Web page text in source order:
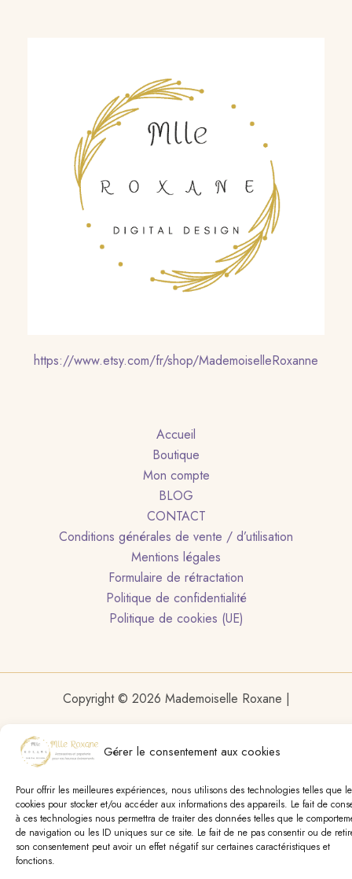
Gérer le consentement aux cookies
Pour offrir les meilleures expériences, nous utilisons des technologies telles que
cookies pour stocker et/ou accéder aux informations des appareils. Le fait de
à ces technologies nous permettra de traiter des données telles que le
de navigation ou les ID uniques sur ce site. Le fait de ne pas consentir ou de
son consentement peut avoir un effet négatif sur certaines caractéristiques et
fonctions.
https://www.etsy.com/fr/shop/MademoiselleRoxanne
Accueil
Boutique
Mon compte
BLOG
CONTACT
Conditions générales de vente / d’utilisation
Mentions légales
Formulaire de rétractation
Politique de confidentialité
Politique de cookies (UE)
Copyright © 2026 Mademoiselle Roxane |